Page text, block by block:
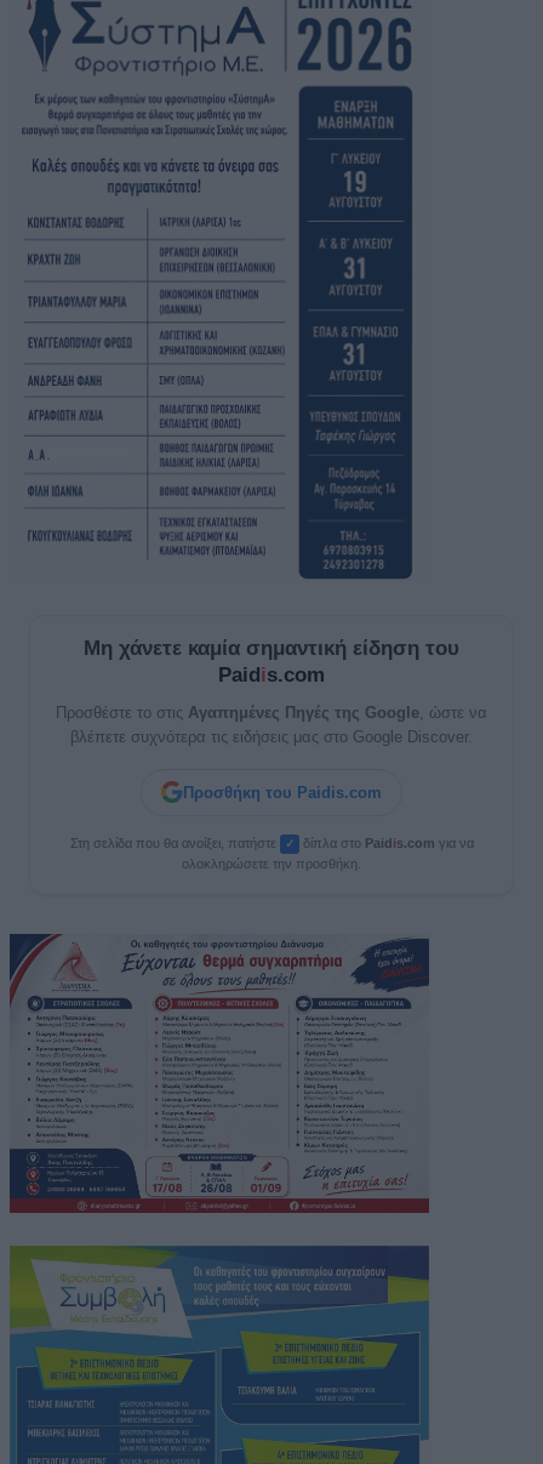
Μη χάνετε καμία σημαντική είδηση του
Paidis.com
Προσθέστε το στις Αγαπημένες Πηγές της Google , ώστε να
βλέπετε συχνότερα τις ειδήσεις μας στο Google Discover.
Προσθήκη του Paidis.com
Στη σελίδα που θα ανοίξει, πατήστε ✓ δίπλα στο Paidis.com για να
ολοκληρώσετε την προσθήκη.